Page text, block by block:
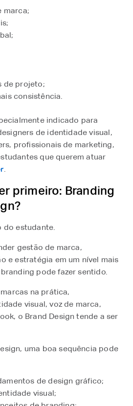
marca;
de projeto;
consistência.
indicado para
de identidade visual,
profissionais de marketing,
que querem atuar
⁠.
primeiro: Branding
do estudante.
gestão de marca,
e estratégia em um nível mais
pode fazer sentido.
na prática,
visual, voz de marca,
o Brand Design tende a ser
uma boa sequência pode
de design gráfico;
visual;